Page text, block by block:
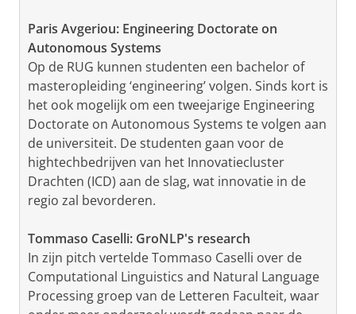
Paris Avgeriou: Engineering Doctorate on
Autonomous Systems
Op de RUG kunnen studenten een bachelor of
masteropleiding ‘engineering’ volgen. Sinds kort is
het ook mogelijk om een tweejarige Engineering
Doctorate on Autonomous Systems te volgen aan
de universiteit. De studenten gaan voor de
hightechbedrijven van het Innovatiecluster
Drachten (ICD) aan de slag, wat innovatie in de
regio zal bevorderen.
Tommaso Caselli: GroNLP's research
In zijn pitch vertelde Tommaso Caselli over de
Computational Linguistics and Natural Language
Processing groep van de Letteren Faculteit, waar